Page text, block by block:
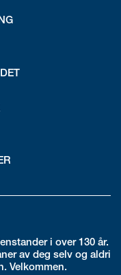
i over 130 år.
av deg selv og aldri
Velkommen.